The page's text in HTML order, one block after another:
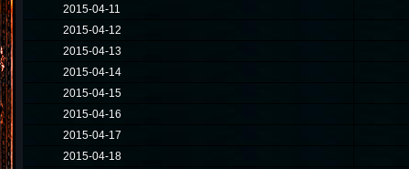
2015-04-11
2015-04-12
2015-04-13
2015-04-14
2015-04-15
2015-04-16
2015-04-17
2015-04-18